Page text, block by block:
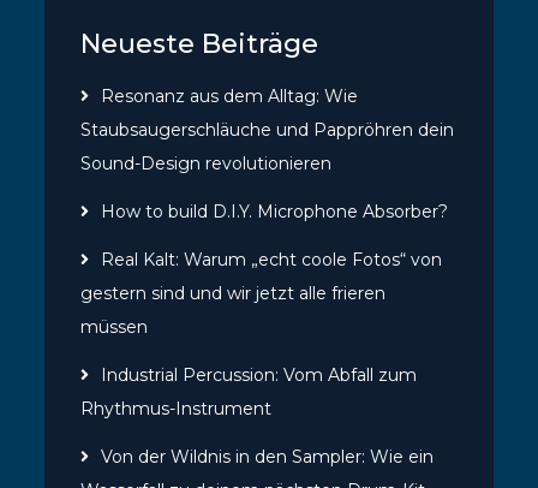
Neueste Beiträge
Resonanz aus dem Alltag: Wie
Staubsaugerschläuche und Pappröhren dein
Sound-Design revolutionieren
How to build D.I.Y. Microphone Absorber?
Real Kalt: Warum „echt coole Fotos“ von
gestern sind und wir jetzt alle frieren
müssen
Industrial Percussion: Vom Abfall zum
Rhythmus-Instrument
Von der Wildnis in den Sampler: Wie ein